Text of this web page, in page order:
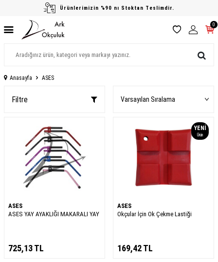
Ürünlerimizin %90 nı Stoktan Teslimdir.
0
Anasayfa ASES
Filtre
ASES
ASES YAY AYAKLIĞI MAKARALI YAY
725,13TL
YENI
Ürün
ASES
Okçular İçin Ok Çekme Lastiği
169,42TL